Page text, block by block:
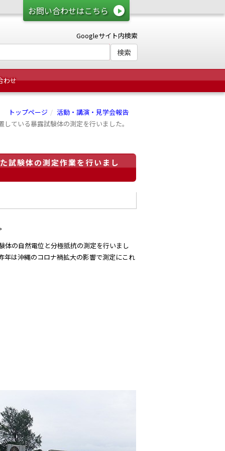
お問い合わせはこちら
Googleサイト内検索
わせ
トップページ
活動・講演・見学会報告
ている暴露試験体の測定を行いました。
験体の測定作業を行いまし
体の自然電位と分極抵抗の測定を行いまし
年は沖縄のコロナ禍拡大の影響で測定にこれ